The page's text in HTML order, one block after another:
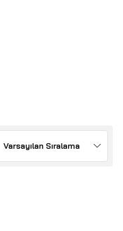
Varsayılan Sıralama